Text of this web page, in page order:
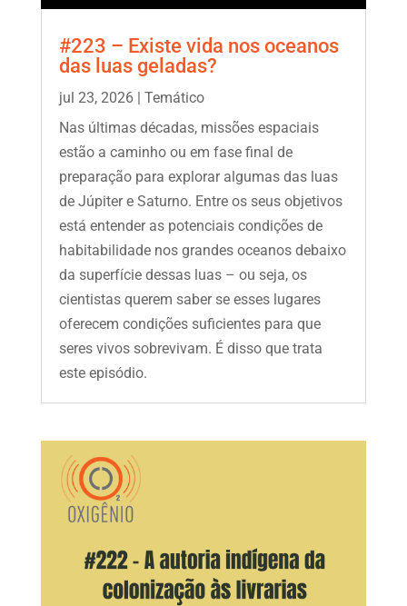
#223 – Existe vida nos oceanos
das luas geladas?
jul 23, 2026| Temático
Nas últimas décadas, missões espaciais
estão a caminho ou em fase final de
preparação para explorar algumas das luas
de Júpiter e Saturno. Entre os seus objetivos
está entender as potenciais condições de
habitabilidade nos grandes oceanos debaixo
da superfície dessas luas – ou seja, os
cientistas querem saber se esses lugares
oferecem condições suficientes para que
seres vivos sobrevivam. É disso que trata
este episódio.